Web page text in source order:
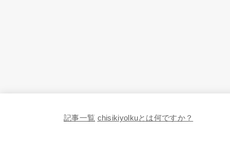
記事一覧 chisikiyolkuとは何ですか？